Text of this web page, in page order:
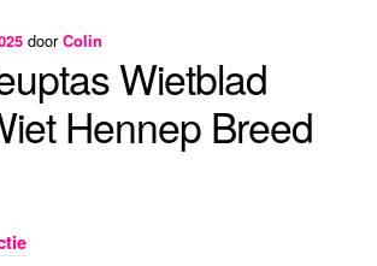
doorColin
Wietblad
Hennep Breed